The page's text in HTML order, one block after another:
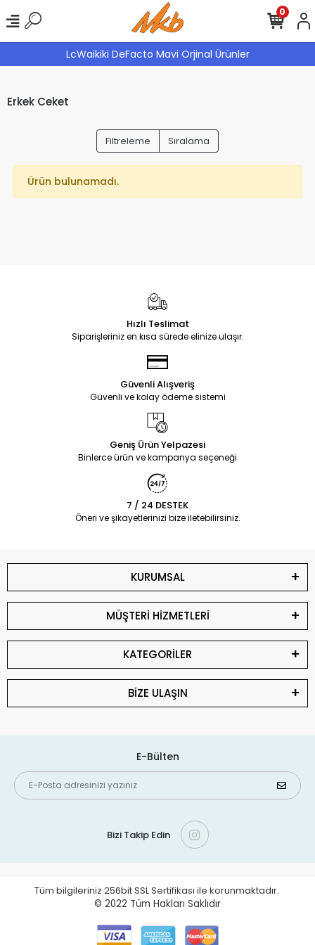
LcWaikiki DeFacto Mavi Orjinal Ürünler
0
Erkek Ceket
Filtreleme Sıralama
Ürün bulunamadı.
Hızlı Teslimat
Siparişleriniz en kısa sürede elinize ulaşır.
Güvenli Alışveriş
Güvenli ve kolay ödeme sistemi
Geniş Ürün Yelpazesi
Binlerce ürün ve kampanya seçeneği
7 / 24 DESTEK
Öneri ve şikayetlerinizi bize iletebilirsiniz.
KURUMSAL
MÜŞTERİ HİZMETLERİ
KATEGORİLER
BİZE ULAŞIN
E-Bülten
Bizi Takip Edin
Tüm bilgileriniz 256bit SSL Sertifikası ile korunmaktadır.
© 2022 Tüm Hakları Saklıdır